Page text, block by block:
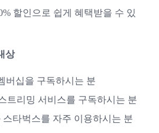
할인으로 쉽게 혜택받을 수 있
상
버십을 구독하시는 분
트리밍 서비스를 구독하시는 분
스타벅스를 자주 이용하시는 분